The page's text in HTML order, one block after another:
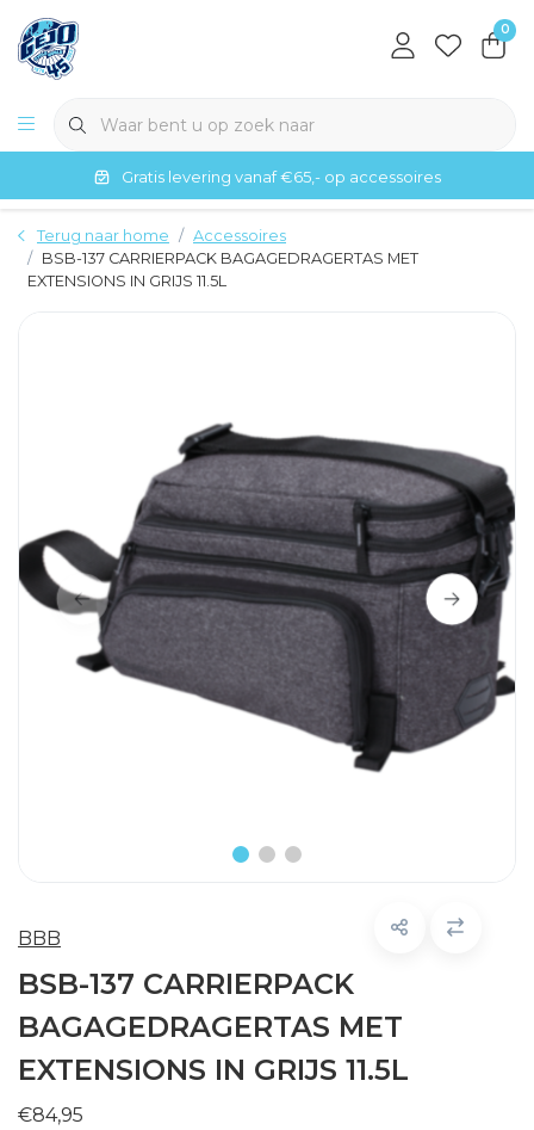
0
Gratis levering vanaf €65,- op accessoires
Terug naar home
Accessoires
BSB-137 CARRIERPACK BAGAGEDRAGERTAS MET
EXTENSIONS IN GRIJS 11.5L
BBB
BSB-137 CARRIERPACK
BAGAGEDRAGERTAS MET
EXTENSIONS IN GRIJS 11.5L
€84,95